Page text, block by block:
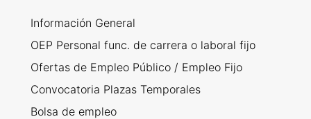
Información General
OEP Personal func. de carrera o laboral fijo
Ofertas de Empleo Público / Empleo Fijo
Convocatoria Plazas Temporales
Bolsa de empleo